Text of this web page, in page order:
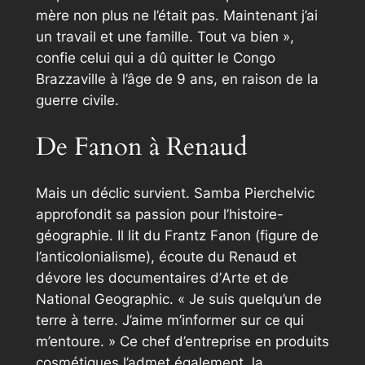
mère non plus ne l’était pas. Maintenant j’ai
un travail et une famille. Tout va bien »,
confie celui qui a dû quitter le Congo
Brazzaville à l’âge de 9 ans, en raison de la
guerre civile.
De Fanon à Renaud
Mais un déclic survient. Samba Pierchelvic
approfondit sa passion pour l’histoire-
géographie. Il lit du Frantz Fanon (figure de
l’anticolonialisme), écoute du Renaud et
dévore les documentaires d’Arte et de
National Geographic. « Je suis quelqu’un de
terre à terre. J’aime m’informer sur ce qui
m’entoure. » Ce chef d’entreprise en produits